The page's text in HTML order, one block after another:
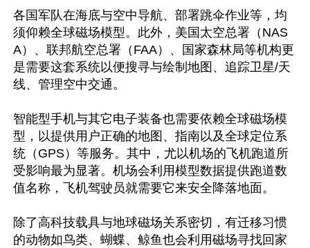
各国军队在海底与空中导航、部署跳伞作业等，均
须仰赖全球磁场模型。此外，美国太空总署（NAS
A）、联邦航空总署（FAA）、国家森林局等机构更
是需要这套系统以便搜寻与绘制地图、追踪卫星/天
线、管理空中交通。
智能型手机与其它电子装备也需要依赖全球磁场模
型，以提供用户正确的地图、指南以及全球定位系
统（GPS）等服务。其中，尤以机场的飞机跑道所
受影响最为显著。机场会利用模型数据提供跑道数
值名称，飞机驾驶员就需要它来安全降落地面。
除了高科技载具与地球磁场关系密切，有迁移习惯
的动物如鸟类、蝴蝶、鲸鱼也会利用磁场寻找回家